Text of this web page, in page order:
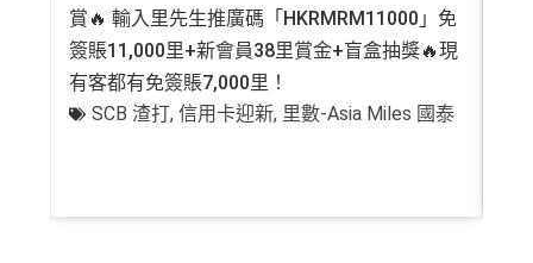
賞🔥 輸入里先生推廣碼「HKRMRM11000」免
簽賬11,000里+新會員38里賞金+盲盒抽獎🔥現
有客都有免簽賬7,000里！
SCB 渣打,信用卡迎新, 里數-Asia Miles 國泰